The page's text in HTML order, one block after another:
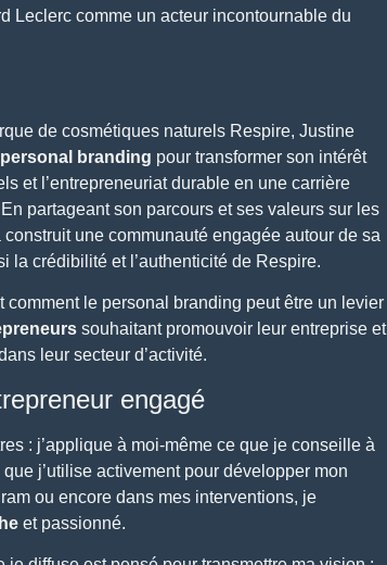
Leclerc comme un acteur incontournable du
de cosmétiques naturels Respire, Justine
personal branding pour transformer son intérêt
et l’entrepreneuriat durable en une carrière
En partageant son parcours et ses valeurs sur les
une communauté engagée autour de sa
la crédibilité et l’authenticité de Respire.
comment le personal branding peut être un levier
souhaitant promouvoir leur entreprise et
leur secteur d’activité.
engagé
: j’applique à moi-même ce que je conseille à
j’utilise activement pour développer mon
ou encore dans mes interventions, je
et passionné.